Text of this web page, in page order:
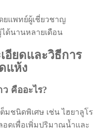
ยแพทย์ผู้เชี่ยวชาญ
ด้นานหลายเดือน
อียดและวิธีการ
แห้ง
คืออะไร?
มชนิดพิเศษ เช่น ไฮยาลูโร
อดเพื่อเพิ่มปริมาณน้ำและ